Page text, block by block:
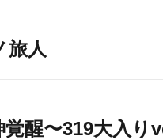
旅人
醒〜319大入り